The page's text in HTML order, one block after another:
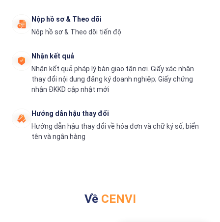
Nộp hồ sơ & Theo dõi
Nộp hồ sơ & Theo dõi tiến độ
Nhận kết quả
Nhận kết quả pháp lý bàn giao tận nơi. Giấy xác nhận
thay đổi nội dung đăng ký doanh nghiệp; Giấy chứng
nhận ĐKKD cập nhật mới
Hướng dẫn hậu thay đổi
Hướng dẫn hậu thay đổi về hóa đơn và chữ ký số, biển
tên và ngân hàng
Về CENVI